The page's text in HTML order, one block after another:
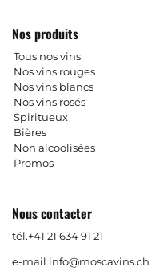
Nos produits
Tous nos vins
Nos vins rouges
Nos vins blancs
Nos vins rosés
Spiritueux
Bières
Non alcoolisées
Promos
Nous contacter
tél.+41 21 634 91 21
e-mail info@moscavins.ch